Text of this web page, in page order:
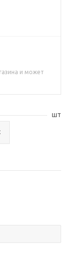
и может
шт